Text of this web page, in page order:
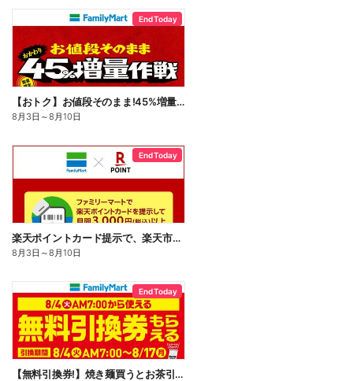
End Today
【おトク】お値段そのまま!45%増量作戦!
8月3日 ～8月10日
End Today
楽天ポイントカード提示で、楽天市場でのお買い物がおトクに!
8月3日 ～8月10日
End Today
【無料引換券!】焼き麺買うとお茶引換券貰える!